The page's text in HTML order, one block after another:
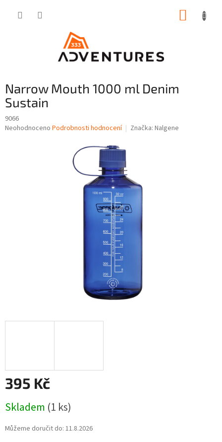
Narrow Mouth 1000 ml Denim
Sustain
9066
Průměrné
Neohodnoceno Podrobnosti hodnocení Značka: Nalgene
395 Kč
cena:
Skladem (1 ks)
Můžeme doručit do: 11.8.2026